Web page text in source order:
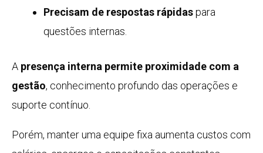
Precisam de respostas rápidaspara
questões internas.
A presença interna permite proximidade com a
gestão, conhecimento profundo das operações e
suporte contínuo.
Porém, manter uma equipe fixa aumenta custos com